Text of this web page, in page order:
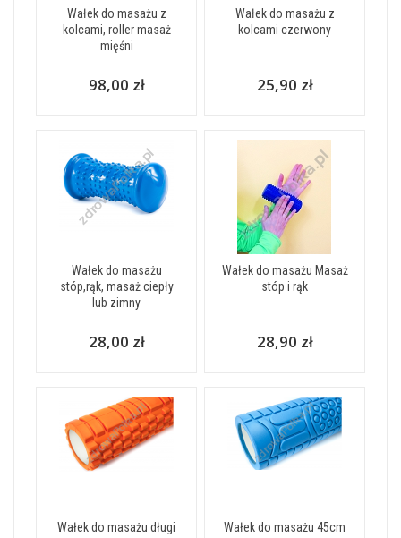
Wałek do masażu z
kolcami, roller masaż
mięśni
98,00 zł
Wałek do masażu z
kolcami czerwony
25,90 zł
Wałek do masażu
stóp,rąk, masaż ciepły
lub zimny
28,00 zł
Wałek do masażu Masaż
stóp i rąk
28,90 zł
Wałek do masażu długi
Wałek do masażu 45cm